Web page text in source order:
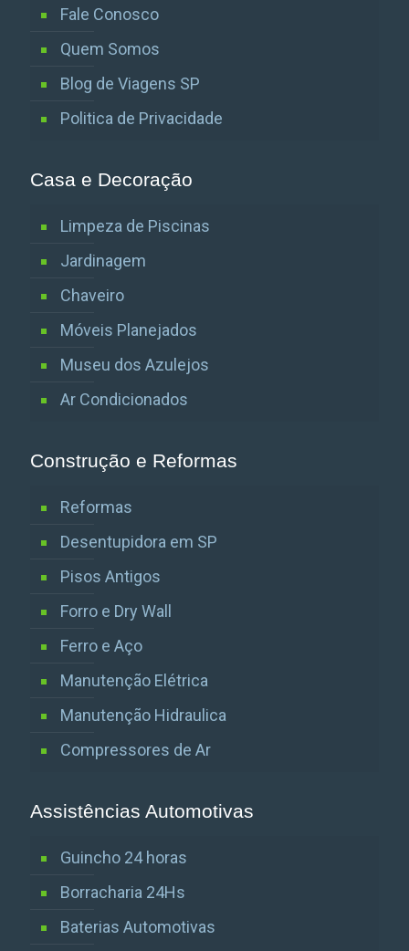
Fale Conosco
Quem Somos
Blog de Viagens SP
Politica de Privacidade
Casa e Decoração
Limpeza de Piscinas
Jardinagem
Chaveiro
Móveis Planejados
Museu dos Azulejos
Ar Condicionados
Construção e Reformas
Reformas
Desentupidora em SP
Pisos Antigos
Forro e Dry Wall
Ferro e Aço
Manutenção Elétrica
Manutenção Hidraulica
Compressores de Ar
Assistências Automotivas
Guincho 24 horas
Borracharia 24Hs
Baterias Automotivas